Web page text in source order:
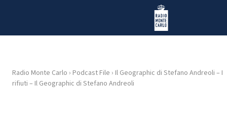
Radio Monte Carlo
HOME
Radio Monte Carlo › Podcast File › Il Geographic di Stefano Andreoli – I
rifiuti – Il Geographic di Stefano Andreoli